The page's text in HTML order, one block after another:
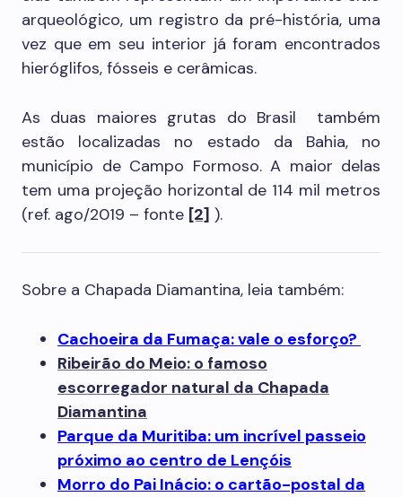
arqueológico, um registro da pré-história, uma
vez que em seu interior já foram encontrados
hieróglifos, fósseis e cerâmicas.
As duas maiores grutas do Brasil também
estão localizadas no estado da Bahia, no
município de Campo Formoso. A maior delas
tem uma projeção horizontal de 114 mil metros
(ref. ago/2019 – fonte [2] ).
Sobre a Chapada Diamantina, leia também:
Cachoeira da Fumaça: vale o esforço?
Ribeirão do Meio: o famoso
escorregador natural da Chapada
Diamantina
Parque da Muritiba: um incrível passeio
próximo ao centro de Lençóis
Morro do Pai Inácio: o cartão-postal da